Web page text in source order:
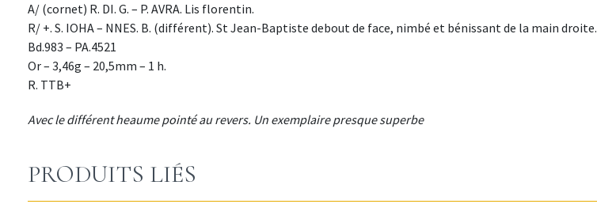
A/ (cornet) R. DI. G. – P. AVRA. Lis florentin.
R/ +. S. IOHA – NNES. B. (différent). St Jean-Baptiste debout de face, nimbé et bénissant de la main droite.
Bd.983 – PA.4521
Or – 3,46g – 20,5mm – 1 h.
R. TTB+
Avec le différent heaume pointé au revers. Un exemplaire presque superbe
PRODUITS LIÉS